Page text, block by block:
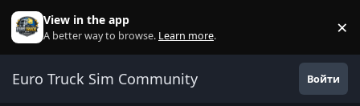
Перейти к содержанию
View in the app
A better way to browse. Learn more. ×
Euro Truck Sim Community Войти